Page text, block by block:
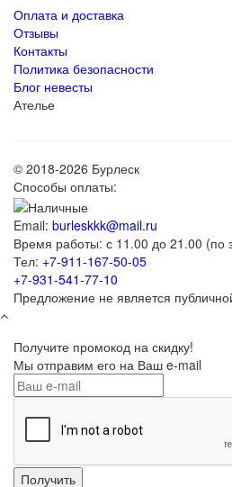
Оплата и доставка
Отзывы
Контакты
Политика безопасности
Блог невесты
Ателье
© 2018-2026 Бурлеск
Способы оплаты:
Email: burleskkk@mail.ru
Время работы: с 11.00 до 21.00 (по
Тел: +7-911-167-50-05
+7-931-541-77-10
Предложение не является
Получите промокод на скидку!
Мы отправим его на Ваш e-mail